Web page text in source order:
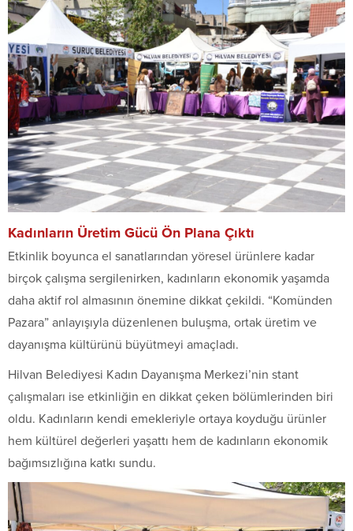
Kadınların Üretim Gücü Ön Plana Çıktı
Etkinlik boyunca el sanatlarından yöresel ürünlere kadar
birçok çalışma sergilenirken, kadınların ekonomik yaşamda
daha aktif rol almasının önemine dikkat çekildi. “Komünden
Pazara” anlayışıyla düzenlenen buluşma, ortak üretim ve
dayanışma kültürünü büyütmeyi amaçladı.
Hilvan Belediyesi Kadın Dayanışma Merkezi’nin stant
çalışmaları ise etkinliğin en dikkat çeken bölümlerinden biri
oldu. Kadınların kendi emekleriyle ortaya koyduğu ürünler
hem kültürel değerleri yaşattı hem de kadınların ekonomik
bağımsızlığına katkı sundu.